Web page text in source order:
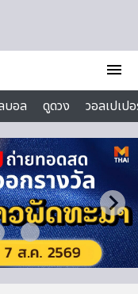
menu
บอล ดูดวง
วอลเปเป